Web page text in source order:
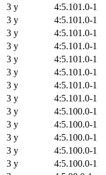
3 y
4:5.101.0-1
3 y
4:5.101.0-1
3 y
4:5.101.0-1
3 y
4:5.101.0-1
3 y
4:5.101.0-1
3 y
4:5.101.0-1
3 y
4:5.101.0-1
3 y
4:5.101.0-1
3 y
4:5.100.0-1
3 y
4:5.100.0-1
3 y
4:5.100.0-1
3 y
4:5.100.0-1
3 y
4:5.100.0-1